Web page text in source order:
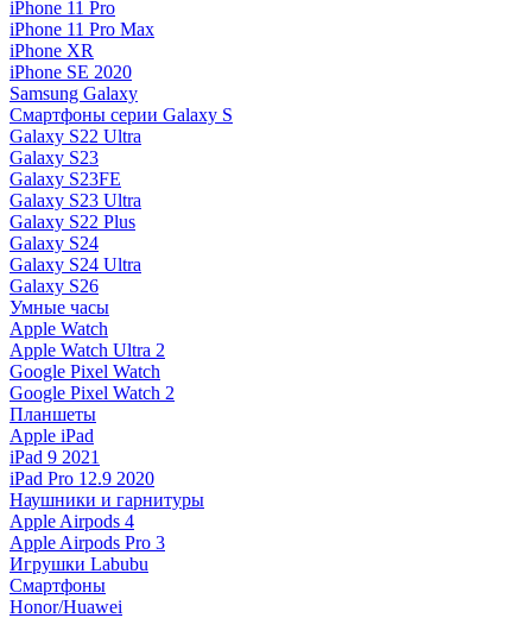
iPhone 11 Pro
iPhone 11 Pro Max
iPhone XR
iPhone SE 2020
Samsung Galaxy
Смартфоны серии Galaxy S
Galaxy S22 Ultra
Galaxy S23
Galaxy S23FE
Galaxy S23 Ultra
Galaxy S22 Plus
Galaxy S24
Galaxy S24 Ultra
Galaxy S26
Умные часы
Apple Watch
Apple Watch Ultra 2
Google Pixel Watch
Google Pixel Watch 2
Планшеты
Apple iPad
iPad 9 2021
iPad Pro 12.9 2020
Наушники и гарнитуры
Apple Airpods 4
Apple Airpods Pro 3
Игрушки Labubu
Смартфоны
Honor/Huawei